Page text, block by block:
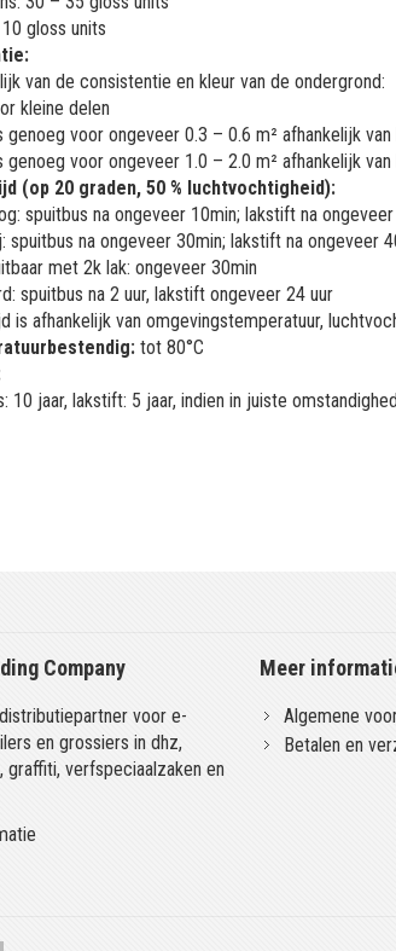
gloss units
van de consistentie en kleur van de ondergrond:
kleine delen
genoeg voor ongeveer 0.3 – 0.6 m² afhankelijk van
genoeg voor ongeveer 1.0 – 2.0 m² afhankelijk van
(op 20 graden, 50 % luchtvochtigheid):
spuitbus na ongeveer 10min; lakstift na
spuitbus na ongeveer 30min; lakstift na ongeveer
met 2k lak: ongeveer 30min
spuitbus na 2 uur, lakstift ongeveer 24 uur
is afhankelijk van omgevingstemperatuur,
tot 80°C
10 jaar, lakstift: 5 jaar, indien in juiste
Company
voor e-
en grossiers in dhz,
graffiti, verfspeciaalzaken en
Meer
Algemene
Betalen en